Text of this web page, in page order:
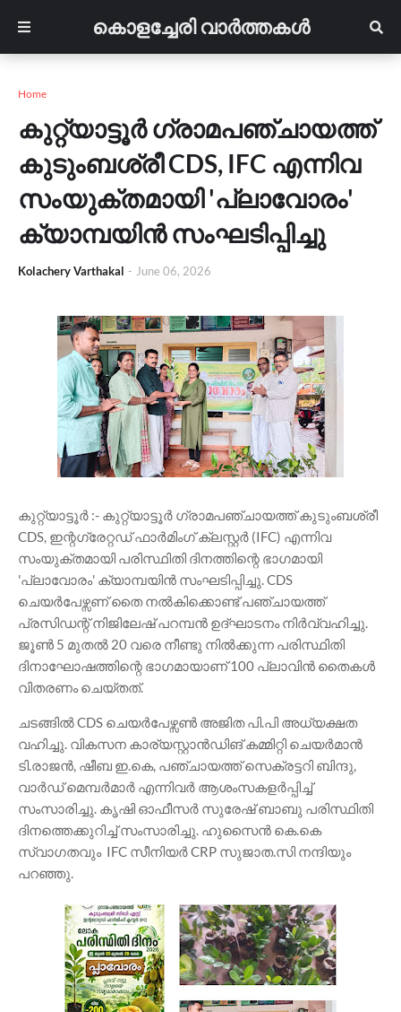
കൊളച്ചേരി വാർത്തകൾ
Home
കുറ്റ്യാട്ടൂർ ഗ്രാമപഞ്ചായത്ത്
കുടുംബശ്രീ CDS, IFC എന്നിവ
സംയുക്തമായി 'പ്ലാവോരം'
ക്യാമ്പയിൻ സംഘടിപ്പിച്ചു
Kolachery Varthakal - June 06, 2026
കുറ്റ്യാട്ടൂർ :- കുറ്റ്യാട്ടൂർ ഗ്രാമപഞ്ചായത്ത് കുടുംബശ്രീ
CDS, ഇന്റഗ്രേറ്റഡ് ഫാർമിംഗ് ക്ലസ്റ്റർ (IFC) എന്നിവ
സംയുക്തമായി പരിസ്ഥിതി ദിനത്തിന്റെ ഭാഗമായി
'പ്ലാവോരം' ക്യാമ്പയിൻ സംഘടിപ്പിച്ചു. CDS
ചെയർപേഴ്സണ് തൈ നൽകിക്കൊണ്ട് പഞ്ചായത്ത്
പ്രസിഡന്റ് നിജിലേഷ് പറമ്പൻ ഉദ്ഘാടനം നിർവ്വഹിച്ചു.
ജൂൺ 5 മുതൽ 20 വരെ നീണ്ടു നിൽക്കുന്ന പരിസ്ഥിതി
ദിനാഘോഷത്തിന്റെ ഭാഗമായാണ് 100 പ്ലാവിൻ തൈകൾ
വിതരണം ചെയ്തത്.
ചടങ്ങിൽ CDS ചെയർപേഴ്സൺ അജിത പി.പി അധ്യക്ഷത
വഹിച്ചു. വികസന കാര്യസ്റ്റാൻഡിങ് കമ്മിറ്റി ചെയർമാൻ
ടി.രാജൻ, ഷീബ ഇ.കെ, പഞ്ചായത്ത് സെക്രട്ടറി ബിന്ദു,
വാർഡ് മെമ്പർമാർ എന്നിവർ ആശംസകളർപ്പിച്ച്
സംസാരിച്ചു. കൃഷി ഓഫീസർ സുരേഷ് ബാബു പരിസ്ഥിതി
ദിനത്തെക്കുറിച്ച് സംസാരിച്ചു. ഹുസൈൻ കെ.കെ
സ്വാഗതവും IFC സീനിയർ CRP സുജാത.സി നന്ദിയും
പറഞ്ഞു.